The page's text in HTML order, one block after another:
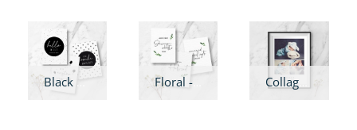
Black & White - Meilensteinkarten